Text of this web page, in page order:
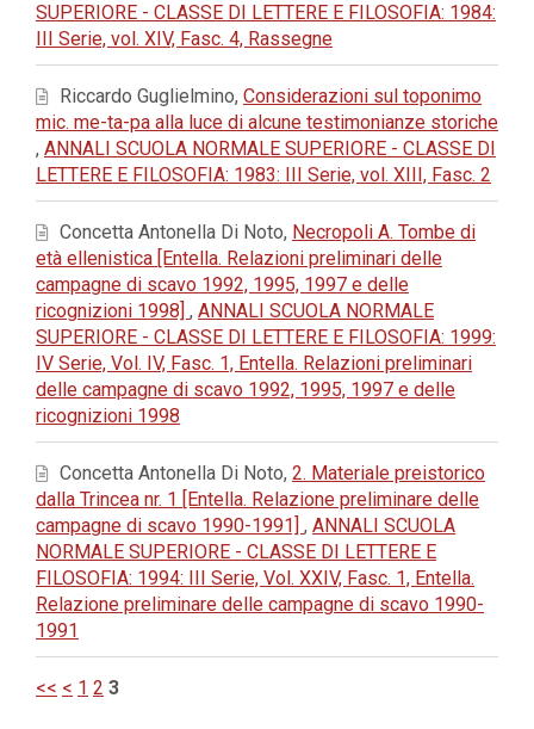
SUPERIORE - CLASSE DI LETTERE E FILOSOFIA: 1984:
III Serie, vol. XIV, Fasc. 4, Rassegne
Riccardo Guglielmino, Considerazioni sul toponimo
mic. me-ta-pa alla luce di alcune testimonianze storiche
, ANNALI SCUOLA NORMALE SUPERIORE - CLASSE DI
LETTERE E FILOSOFIA: 1983: III Serie, vol. XIII, Fasc. 2
Concetta Antonella Di Noto, Necropoli A. Tombe di
età ellenistica [Entella. Relazioni preliminari delle
campagne di scavo 1992, 1995, 1997 e delle
ricognizioni 1998] , ANNALI SCUOLA NORMALE
SUPERIORE - CLASSE DI LETTERE E FILOSOFIA: 1999:
IV Serie, Vol. IV, Fasc. 1, Entella. Relazioni preliminari
delle campagne di scavo 1992, 1995, 1997 e delle
ricognizioni 1998
Concetta Antonella Di Noto, 2. Materiale preistorico
dalla Trincea nr. 1 [Entella. Relazione preliminare delle
campagne di scavo 1990-1991] , ANNALI SCUOLA
NORMALE SUPERIORE - CLASSE DI LETTERE E
FILOSOFIA: 1994: III Serie, Vol. XXIV, Fasc. 1, Entella.
Relazione preliminare delle campagne di scavo 1990-
1991
<< < 1 2 3